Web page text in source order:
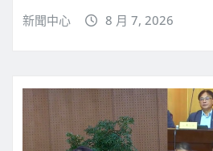
新聞中心 8 月 7, 2026